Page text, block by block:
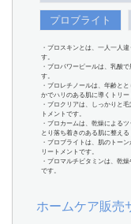
プロブライト
・プロスキンとは、一人一人
す。
・プロパワーピールは、乳酸
す。
・プロレチノールは、年齢と
かでハリのある肌に導くトリー
・プロクリアは、しっかりと
トメントです。
・プロカームは、乾燥による
とり落ち着きのある肌に整える
・プロブライトは、肌のトー
リートメントです。
・プロマルチビタミンは、乾
です。
ホームケア販売